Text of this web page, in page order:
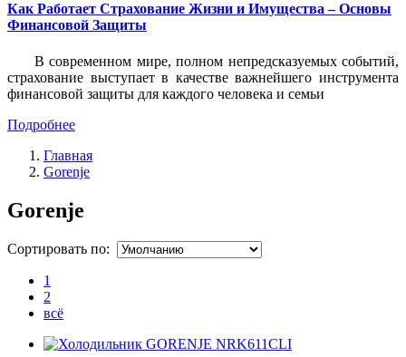
Как Работает Страхование Жизни и Имущества – Основы
Финансовой Защиты
В современном мире, полном непредсказуемых событий,
страхование выступает в качестве важнейшего инструмента
финансовой защиты для каждого человека и семьи
Подробнее
Главная
Gorenje
Gorenje
Сортировать по:
1
2
всё